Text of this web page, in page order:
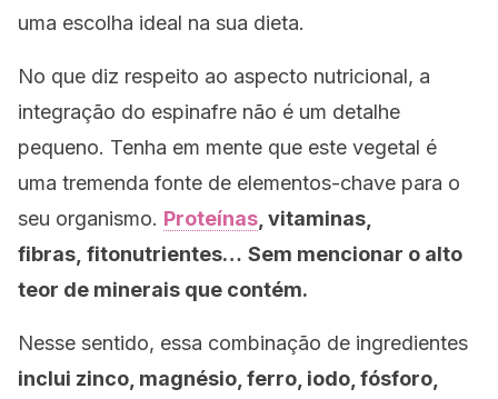
uma escolha ideal na sua dieta.
No que diz respeito ao aspecto nutricional, a
integração do espinafre não é um detalhe
pequeno. Tenha em mente que este vegetal é
uma tremenda fonte de elementos-chave para o
seu organismo. Proteínas , vitaminas,
fibras, fitonutrientes… Sem mencionar o alto
teor de minerais que contém.
Nesse sentido, essa combinação de ingredientes
inclui zinco, magnésio, ferro, iodo, fósforo,